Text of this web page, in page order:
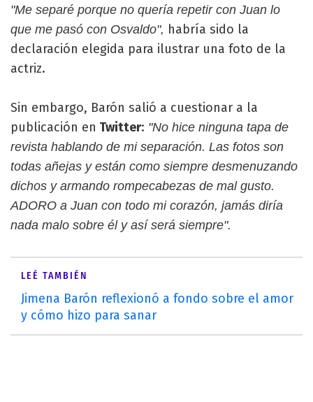
"Me separé porque no quería repetir con Juan lo
que me pasó con Osvaldo", habría sido la
declaración elegida para ilustrar una foto de la
actriz.
Sin embargo, Barón salió a cuestionar a la
publicación en Twitter: "No hice ninguna tapa de
revista hablando de mi separación. Las fotos son
todas añejas y están como siempre desmenuzando
dichos y armando rompecabezas de mal gusto.
ADORO a Juan con todo mi corazón, jamás diría
nada malo sobre él y así será siempre".
LEÉ TAMBIÉN
Jimena Barón reflexionó a fondo sobre el amor
y cómo hizo para sanar